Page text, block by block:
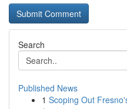
Search
Published News
1 Scoping Out